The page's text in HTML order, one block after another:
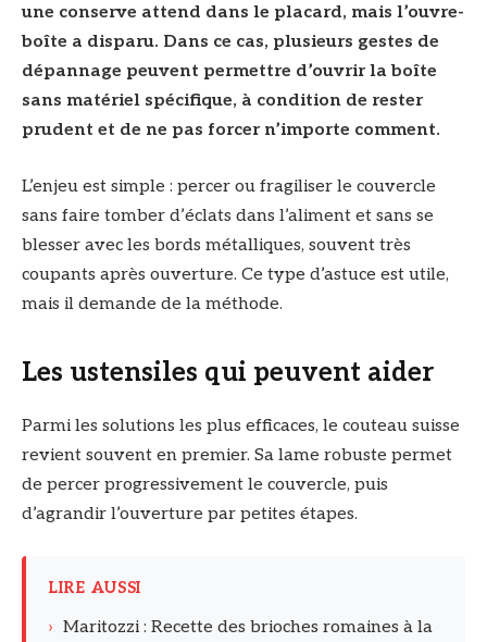
une conserve attend dans le placard, mais l’ouvre-
boîte a disparu. Dans ce cas, plusieurs gestes de
dépannage peuvent permettre d’ouvrir la boîte
sans matériel spécifique, à condition de rester
prudent et de ne pas forcer n’importe comment.
L’enjeu est simple : percer ou fragiliser le couvercle
sans faire tomber d’éclats dans l’aliment et sans se
blesser avec les bords métalliques, souvent très
coupants après ouverture. Ce type d’astuce est utile,
mais il demande de la méthode.
Les ustensiles qui peuvent aider
Parmi les solutions les plus efficaces, le couteau suisse
revient souvent en premier. Sa lame robuste permet
de percer progressivement le couvercle, puis
d’agrandir l’ouverture par petites étapes.
LIRE AUSSI
› Maritozzi : Recette des brioches romaines à la